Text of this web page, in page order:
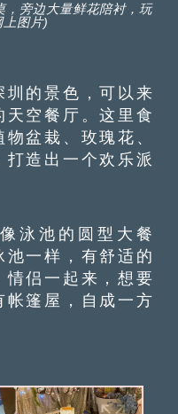
，旁边大量鲜花陪衬，玩
上图片)
的景色，可以来
空餐厅。这里食
盆栽、玫瑰花、
造出一个欢乐派
池的圆型大餐
一样，有舒适的
情侣一起来，想要
篷屋，自成一方